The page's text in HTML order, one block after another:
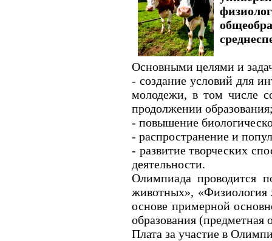
Основными целями и
- создание условий для
молодежи, в том числе
продолжении
- повышение
- распространение и
- развитие творческих
деятельности.
Олимпиада проводится
животных», «Физиология
основе примерной
образования (предметная
Плата за участие в